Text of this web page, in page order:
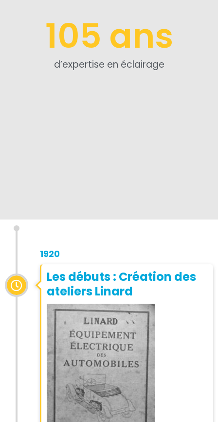
d’expertise en éclairage
105 ans
1920
Les débuts : Création des
ateliers Linard